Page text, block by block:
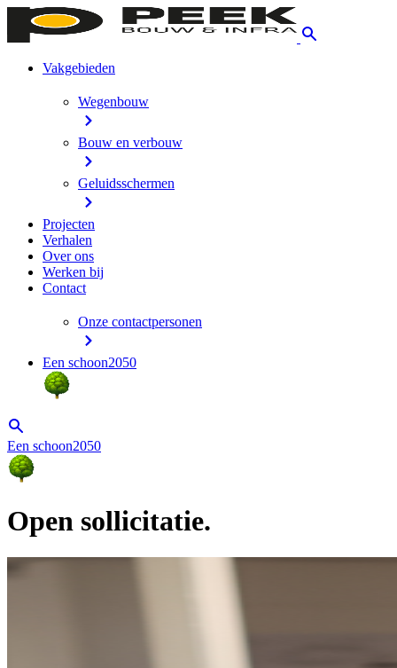
Vakgebieden
Wegenbouw
Bouw en verbouw
Geluidsschermen
Projecten
Verhalen
Over ons
Werken bij
Contact
Onze contactpersonen
Een schoon2050
Een schoon2050
Open sollicitatie.